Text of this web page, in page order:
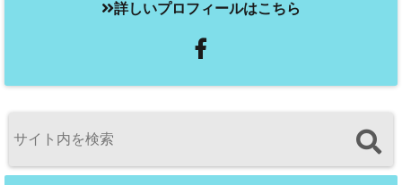
詳しいプロフィールはこちら